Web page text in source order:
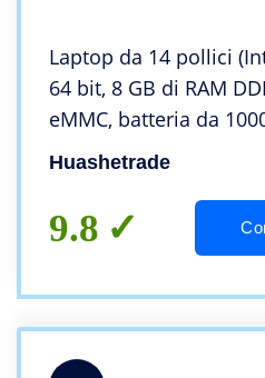
Laptop da 14 pollici
64 bit, 8 GB di RAM
eMMC, batteria da
HD, sistema operativo
Notebook
Huashetrade
9.8